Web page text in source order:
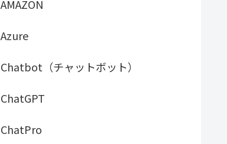
AMAZON
Azure
Chatbot（チャットボット）
ChatGPT
ChatPro